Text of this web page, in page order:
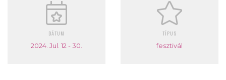
DÁTUM
2024. Jul. 12 - 30.
TÍPUS
fesztivál